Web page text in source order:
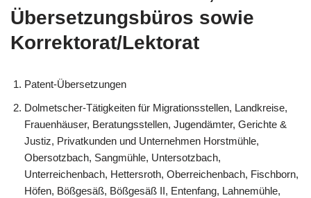
Übersetzungsbüros sowie
Korrektorat/Lektorat
Patent-Übersetzungen
Dolmetscher-Tätigkeiten für Migrationsstellen, Landkreise,
Frauenhäuser, Beratungsstellen, Jugendämter, Gerichte &
Justiz, Privatkunden und Unternehmen Horstmühle,
Obersotzbach, Sangmühle, Untersotzbach,
Unterreichenbach, Hettersroth, Oberreichenbach, Fischborn,
Höfen, Bößgesäß, Bößgesäß II, Entenfang, Lahnemühle,